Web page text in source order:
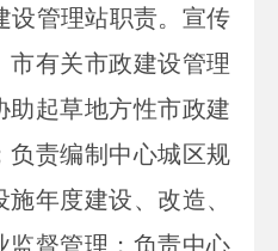
设管理站职责。宣传
市有关市政建设管理
助起草地方性市政建
负责编制中心城区规
年度建设、改造、
监督管理；负责中心